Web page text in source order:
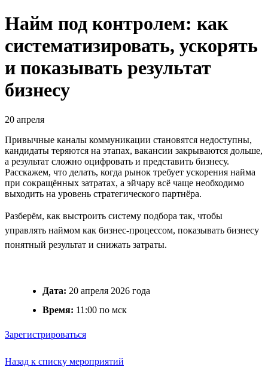
Найм под контролем: как
систематизировать, ускорять
и показывать результат
бизнесу
20 апреля
Привычные каналы коммуникации становятся недоступны,
кандидаты теряются на этапах, вакансии закрываются дольше,
а результат сложно оцифровать и представить бизнесу.
Расскажем, что делать, когда рынок требует ускорения найма
при сокращённых затратах, а эйчару всё чаще необходимо
выходить на уровень стратегического партнёра.
Разберём, как выстроить систему подбора так, чтобы
управлять наймом как бизнес-процессом, показывать бизнесу
понятный результат и снижать затраты.
Дата: 20 апреля 2026 года
Время: 11:00 по мск
Зарегистрироваться
Назад к списку мероприятий